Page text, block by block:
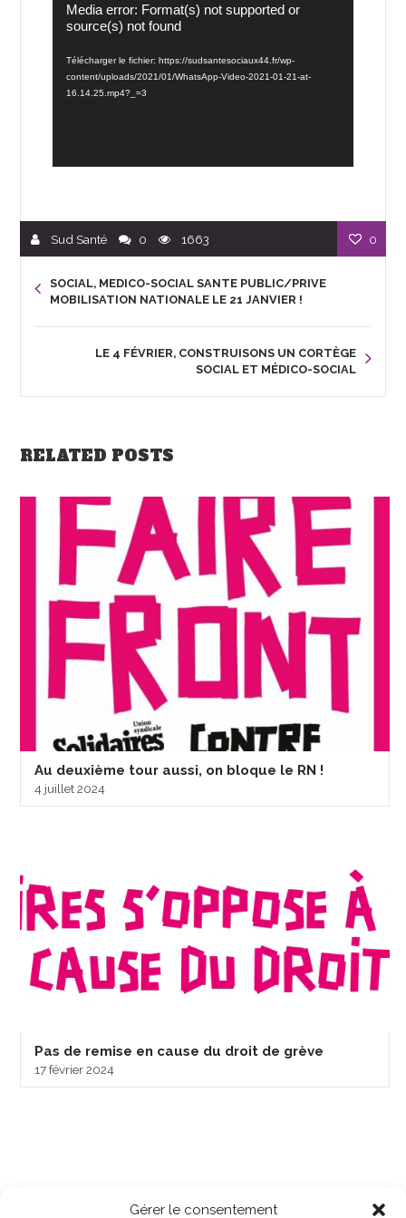
Gérer le consentement
Lecteur
vidéo
Media error: Format(s) not supported or
source(s) not found
Télécharger le fichier: https://sudsantesociaux44.fr/wp-
content/uploads/2021/01/WhatsApp-Video-2021-01-21-at-
16.14.25.mp4?_=3
Sud Santé 0 1663 0
SOCIAL, MEDICO-SOCIAL SANTE PUBLIC/PRIVE
MOBILISATION NATIONALE LE 21 JANVIER !
LE 4 FÉVRIER, CONSTRUISONS UN CORTÈGE
SOCIAL ET MÉDICO-SOCIAL
RELATED POSTS
Au deuxième tour aussi, on bloque le RN !
4 juillet 2024
Pas de remise en cause du droit de grève
17 février 2024